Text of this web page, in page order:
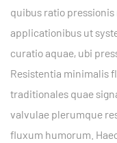
quibus ratio pressionis
applicationibus ut
curatio aquae, ubi
Resistentia minimalis
traditionales quae
valvulae plerumque
fluxum humorum.